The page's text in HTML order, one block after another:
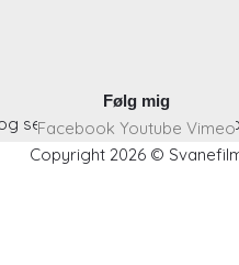
Følg mig
se hvilke spændende
Facebook Youtube Vimeo
Copyright 2026 ©